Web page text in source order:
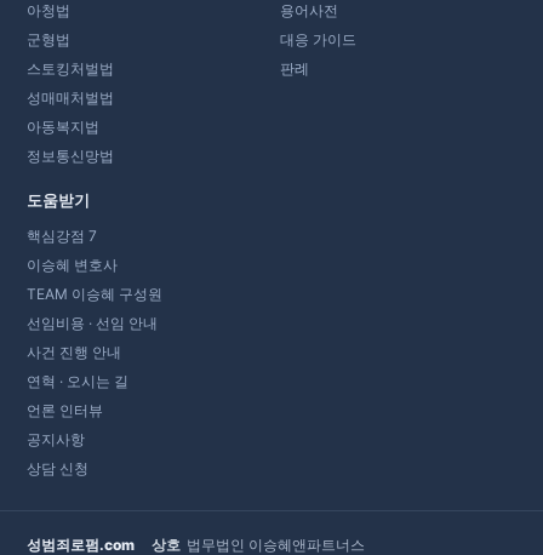
아청법
군형법
스토킹처벌법
성매매처벌법
아동복지법
정보통신망법
용어사전
대응 가이드
판례
도움받기
핵심강점 7
이승혜 변호사
TEAM 이승혜 구성원
선임비용 · 선임 안내
사건 진행 안내
연혁 · 오시는 길
언론 인터뷰
공지사항
상담 신청
성범죄로펌.com 상호 법무법인 이승혜앤파트너스